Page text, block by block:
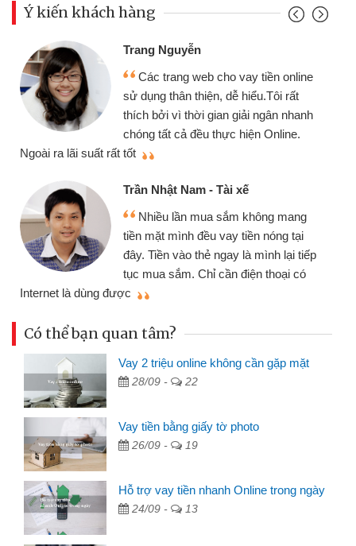
Ý kiến khách hàng
Trang Nguyễn
Các trang web cho vay tiền online
sử dụng thân thiện, dễ hiểu.Tôi rất
thích bởi vì thời gian giải ngân nhanh
chóng tất cả đều thực hiện Online.
Ngoài ra lãi suất rất tốt
Trần Nhật Nam - Tài xế
Nhiều lần mua sắm không mang
tiền mặt mình đều vay tiền nóng tại
đây. Tiền vào thẻ ngay là mình lại tiếp
tục mua sắm. Chỉ cần điện thoại có
Internet là dùng được
Có thể bạn quan tâm?
Vay 2 triệu online không cần gặp mặt
28/09 - 22
Vay tiền bằng giấy tờ photo
26/09 - 19
Hỗ trợ vay tiền nhanh Online trong ngày
24/09 - 13